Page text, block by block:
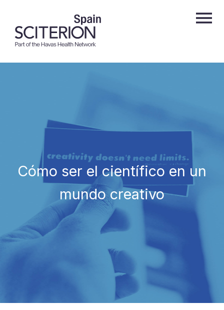
Cómo ser el científico en un
mundo creativo